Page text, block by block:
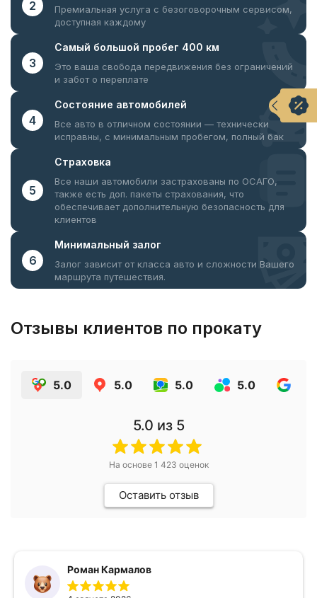
2 Премиальная услуга с безоговорочным сервисом,
доступная каждому
3
Самый большой пробег 400 км
Это ваша свобода передвижения без ограничений
и забот о переплате
4
Состояние автомобилей
Все авто в отличном состоянии — технически
исправны, с минимальным пробегом, полный бак
5
Страховка
Все наши автомобили застрахованы по ОСАГО,
также есть доп. пакеты страхования, что
обеспечивает дополнительную безопасность для
клиентов
6
Минимальный залог
Залог зависит от класса авто и сложности Вашего
маршрута путешествия.
Отзывы клиентов по прокату
5.0 5.0 5.0 5.0
5.0 из 5
На основе 1 423 оценок
Оставить отзыв
Роман Кармалов